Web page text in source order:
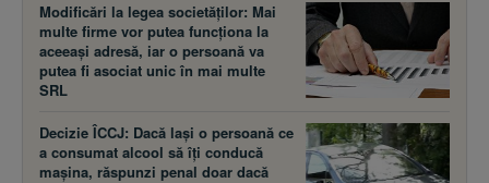
Modificări la legea societăţilor: Mai
multe firme vor putea funcţiona la
aceeaşi adresă, iar o persoană va
putea fi asociat unic în mai multe
SRL
Decizie ÎCCJ: Dacă laşi o persoană ce
a consumat alcool să îţi conducă
maşina, răspunzi penal doar dacă